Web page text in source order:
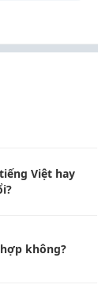
Việt hay
không?